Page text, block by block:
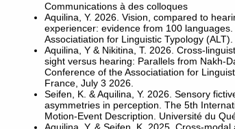
Communications à des colloques
Aquilina, Y. 2026. Vision, compared to
experiencer: evidence from 100
Associatiation for Linguistic Typology
Aquilina, Y & Nikitina, T. 2026. Cross-
sight versus hearing: Parallels from Nakh-
Conference of the Associatiation for
France, July 3 2026.
Seifen, K. & Aquilina, Y. 2026. Sensory
asymmetries in perception. The 5th
Motion-Event Description. Université du